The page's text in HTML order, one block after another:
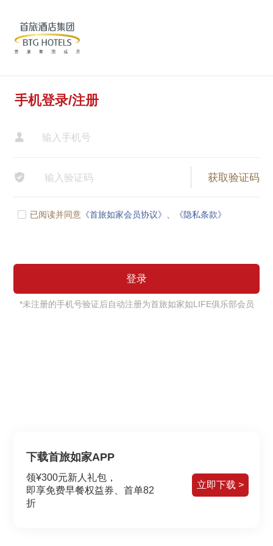
手机登录/注册


已阅读并同意 《首旅如家会员协议》、 《隐私条款》
*未注册的手机号验证后自动注册为首旅如家如LIFE俱乐部会员
下载首旅如家APP
领¥300元新人礼包，
即享免费早餐权益券、首单82
折
立即下载 >